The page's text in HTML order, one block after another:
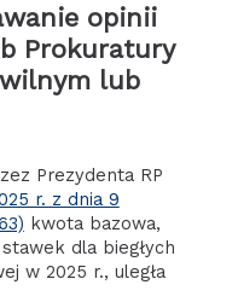
opinii
Prokuratury
lub
Prezydenta RP
r. z dnia 9
kwota bazowa,
dla biegłych
w 2025 r., uległa